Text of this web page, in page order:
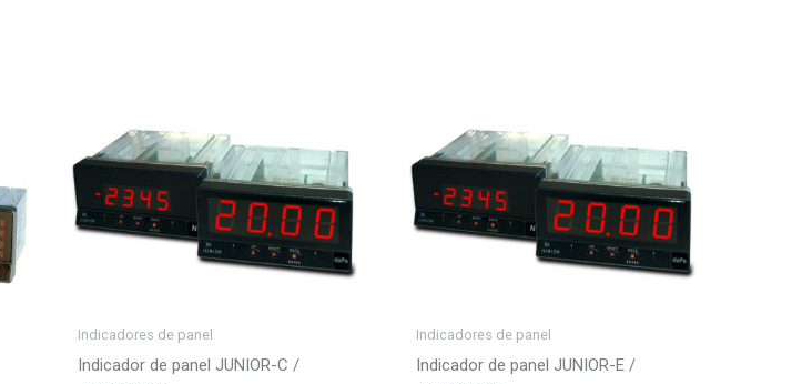
Indicadores de panel
Indicador de panel JUNIOR-C /
múltiples
variantes.
Las
opciones
se
en
Indicadores de panel
Indicador de panel JUNIOR-E /
múltiples
variantes.
Las
opciones
se
en